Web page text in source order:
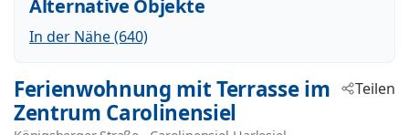
Alternative Objekte
In der Nähe (640)
Ferienwohnung mit Terrasse im
Zentrum Carolinensiel
Teilen